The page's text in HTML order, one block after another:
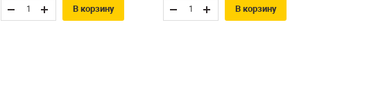
В корзину В корзину